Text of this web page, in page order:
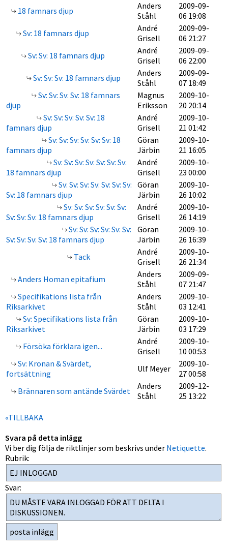
18 famnars djup
Anders
Ståhl
2009-09-
06 19:08
Sv: 18 famnars djup
André
Grisell
2009-09-
06 21:27
Sv: Sv: 18 famnars djup
André
Grisell
2009-09-
06 22:00
Sv: Sv: Sv: 18 famnars djup
Anders
Ståhl
2009-09-
07 18:49
Sv: Sv: Sv: Sv: 18 famnars
djup
Magnus
Eriksson
2009-10-
20 20:14
Sv: Sv: Sv: Sv: Sv: 18
famnars djup
André
Grisell
2009-10-
21 01:42
Sv: Sv: Sv: Sv: Sv: Sv: 18
famnars djup
Göran
Järbin
2009-10-
21 16:05
Sv: Sv: Sv: Sv: Sv: Sv: Sv:
18 famnars djup
André
Grisell
2009-10-
23 00:00
Sv: Sv: Sv: Sv: Sv: Sv: Sv:
Sv: 18 famnars djup
Göran
Järbin
2009-10-
26 10:02
Sv: Sv: Sv: Sv: Sv: Sv:
Sv: Sv: Sv: 18 famnars djup
André
Grisell
2009-10-
26 14:19
Sv: Sv: Sv: Sv: Sv: Sv:
Sv: Sv: Sv: Sv: 18 famnars djup
Göran
Järbin
2009-10-
26 16:39
Tack
André
Grisell
2009-10-
26 21:34
Anders Homan epitafium
Anders
Ståhl
2009-09-
07 21:47
Specifikations lista från
Riksarkivet
Anders
Ståhl
2009-10-
03 12:41
Sv: Specifikations lista från
Riksarkivet
Göran
Järbin
2009-10-
03 17:29
Försöka förklara igen...
André
Grisell
2009-10-
10 00:53
Sv: Kronan & Svärdet,
fortsättning
Ulf Meyer
2009-10-
27 00:58
Brännaren som antände Svärdet
Anders
Ståhl
2009-12-
25 13:22
«TILLBAKA
Svara på detta inlägg
Vi ber dig följa de riktlinjer som beskrivs under Netiquette.
Rubrik:
Svar: